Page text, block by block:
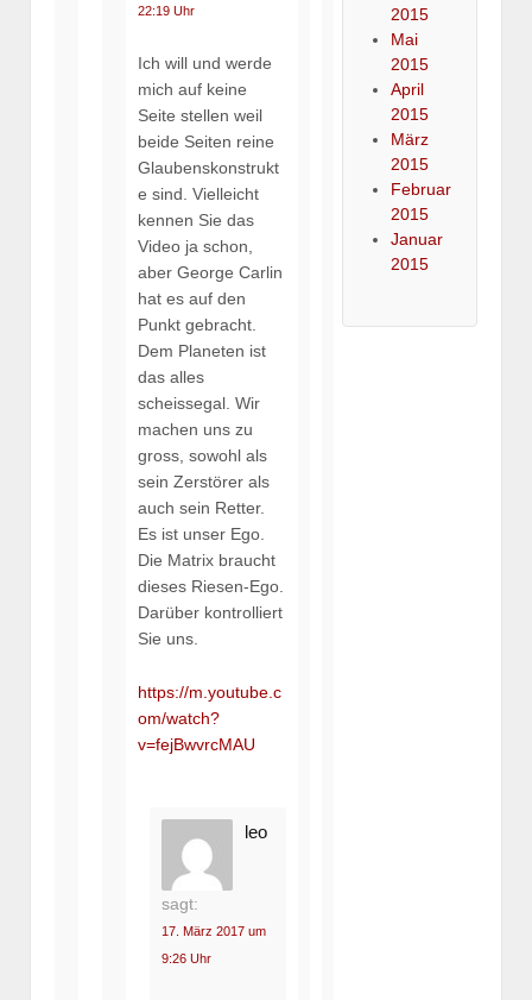
22:19 Uhr
Ich will und werde
mich auf keine
Seite stellen weil
beide Seiten reine
Glaubenskonstrukt
e sind. Vielleicht
kennen Sie das
Video ja schon,
aber George Carlin
hat es auf den
Punkt gebracht.
Dem Planeten ist
das alles
scheissegal. Wir
machen uns zu
gross, sowohl als
sein Zerstörer als
auch sein Retter.
Es ist unser Ego.
Die Matrix braucht
dieses Riesen-Ego.
Darüber kontrolliert
Sie uns.
https://m.youtube.c
om/watch?
v=fejBwvrcMAU
leo
sagt:
17. März 2017 um
9:26 Uhr
2015
Mai
2015
April
2015
März
2015
Februar
2015
Januar
2015